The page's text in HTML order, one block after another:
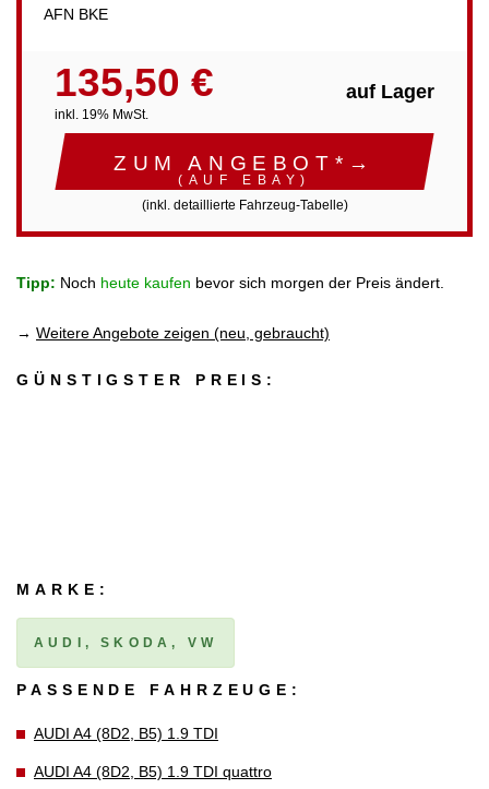
AFN BKE
135,50 €
inkl. 19% MwSt.
auf Lager
ZUM ANGEBOT*→
(AUF EBAY)
(inkl. detaillierte Fahrzeug-Tabelle)
Tipp: Noch heute kaufen bevor sich morgen der Preis ändert.
→ Weitere Angebote zeigen (neu, gebraucht)
GÜNSTIGSTER PREIS:
MARKE:
AUDI, SKODA, VW
PASSENDE FAHRZEUGE:
AUDI A4 (8D2, B5) 1.9 TDI
AUDI A4 (8D2, B5) 1.9 TDI quattro